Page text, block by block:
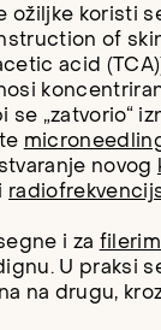
ožiljke koristi
of
acid
se „zatvorio“
te
novog
i za
U praksi
na drugu,